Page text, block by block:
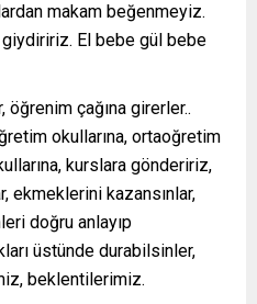
makam beğenmeyiz.
El bebe gül bebe
çağına girerler..
okullarına, ortaoğretim
kurslara göndeririz,
ekmeklerini kazansınlar,
doğru anlayıp
üstünde durabilsinler,
beklentilerimiz.